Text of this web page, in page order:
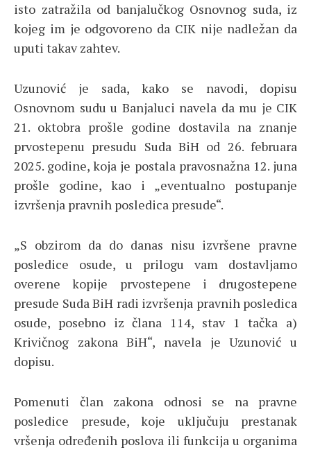
isto zatražila od banjalučkog Osnovnog suda, iz
kojeg im je odgovoreno da CIK nije nadležan da
uputi takav zahtev.
Uzunović je sada, kako se navodi, dopisu
Osnovnom sudu u Banjaluci navela da mu je CIK
21. oktobra prošle godine dostavila na znanje
prvostepenu presudu Suda BiH od 26. februara
2025. godine, koja je postala pravosnažna 12. juna
prošle godine, kao i „eventualno postupanje
izvršenja pravnih posledica presude“.
„S obzirom da do danas nisu izvršene pravne
posledice osude, u prilogu vam dostavljamo
overene kopije prvostepene i drugostepene
presude Suda BiH radi izvršenja pravnih posledica
osude, posebno iz člana 114, stav 1 tačka a)
Krivičnog zakona BiH“, navela je Uzunović u
dopisu.
Pomenuti član zakona odnosi se na pravne
posledice presude, koje uključuju prestanak
vršenja određenih poslova ili funkcija u organima